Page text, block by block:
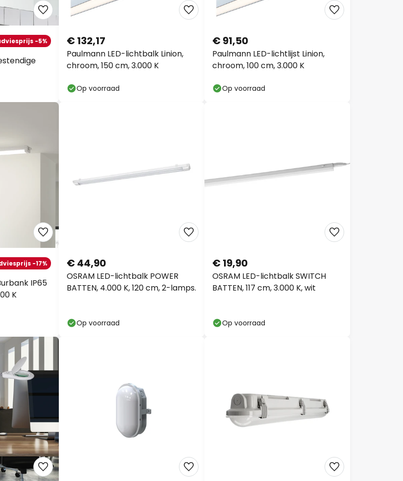
-5%
Paulmann LED-lichtbalk Linion,
chroom, 150 cm, 3.000 K
€ 132,17
Op voorraad
Paulmann LED-lichtlijst Linion,
chroom, 100 cm, 3.000 K
€ 91,50
Op voorraad
IP65
K
-17%
OSRAM LED-lichtbalk POWER
BATTEN, 4.000 K, 120 cm, 2-lamps.
€ 44,90
Op voorraad
OSRAM LED-lichtbalk SWITCH
BATTEN, 117 cm, 3.000 K, wit
€ 19,90
Op voorraad